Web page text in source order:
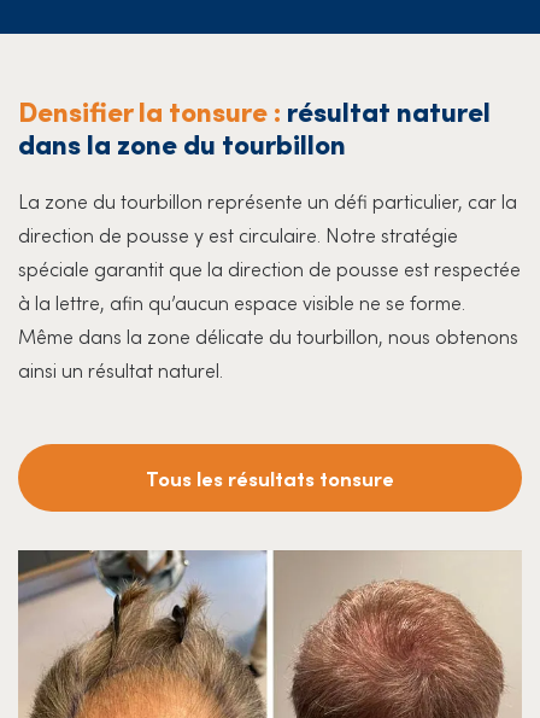
Densifier la tonsure : résultat naturel
dans la zone du tourbillon
La zone du tourbillon représente un défi particulier, car la
direction de pousse y est circulaire. Notre stratégie
spéciale garantit que la direction de pousse est respectée
à la lettre, afin qu’aucun espace visible ne se forme.
Même dans la zone délicate du tourbillon, nous obtenons
ainsi un résultat naturel.
Tous les résultats tonsure